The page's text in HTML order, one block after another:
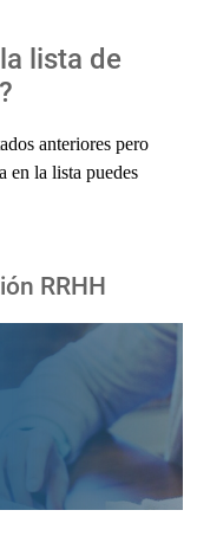
lista de
anteriores pero
en la lista puedes
RRHH